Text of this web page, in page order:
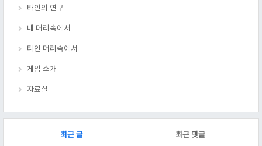
타인의 연구
내 머리속에서
타인 머리속에서
게임 소개
자료실
최근 글 최근 댓글